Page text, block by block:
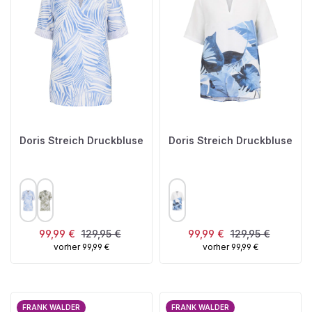
Doris Streich Druckbluse
FARBEAUSWÄHLEN
Verkaufspreis:
99,99 € Regulärer Preis:
129,95 €
vorher 99,99 €
Doris Streich Druckbluse
FARBE
Verkaufspreis:
99,99 € Regulärer Preis:
129,95 €
vorher 99,99 €
FRANK WALDER
FRANK WALDER